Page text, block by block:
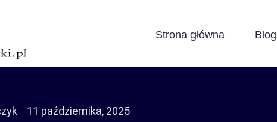
Strona główna Blog
11 października, 2025